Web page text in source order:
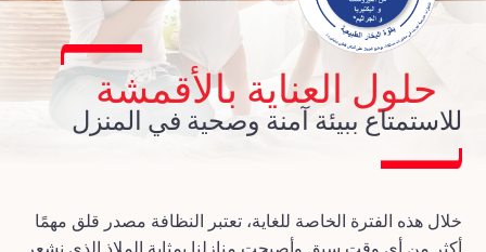
حلول العناية بالأقمشة
للاستمتاع ببيئة آمنة وصحية في المنزل
خلال هذه الفترة الخاصة للغاية، تعتبر النظافة مصدر قلق مهمًا